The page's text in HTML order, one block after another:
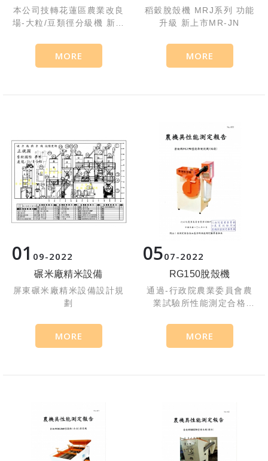
本公司技轉花蓮區農業改良
場-大粒/豆類徑分級機 新機
MORE
稻穀脫殼機 MRJ系列 功能
升級 新上市MR-JN
MORE
01 09 2022
碾米廠精米設備
屏東碾米廠精米設備設計規
劃
MORE
0507 2022
RG150脫殼機
通過-行政院農業委員會農
業試驗所性能測定合格
MORE